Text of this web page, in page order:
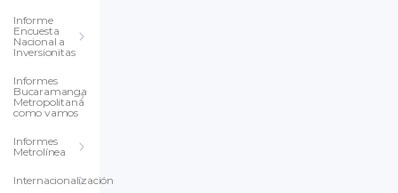
Informe
Encuesta
Nacional a
Inversionitas
Informes
Bucaramanga
Metropolitana
como vamos
Informes
Metrolínea
Internacionalización